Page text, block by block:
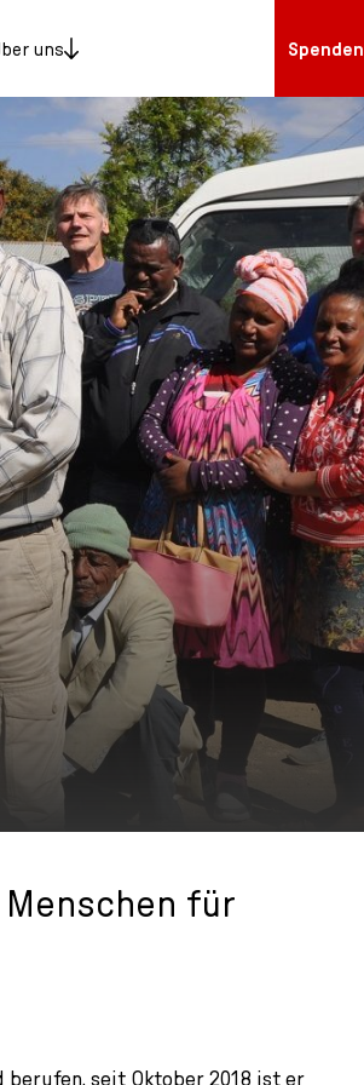
uns Spenden
für
berufen, seit Oktober 2018 ist er